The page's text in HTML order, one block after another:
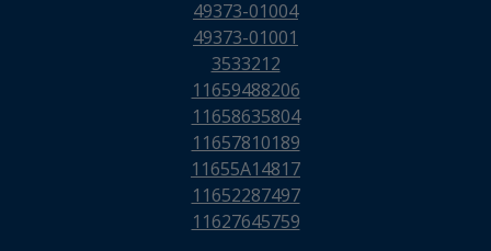
49373-01004
49373-01001
3533212
11659488206
11658635804
11657810189
11655A14817
11652287497
11627645759